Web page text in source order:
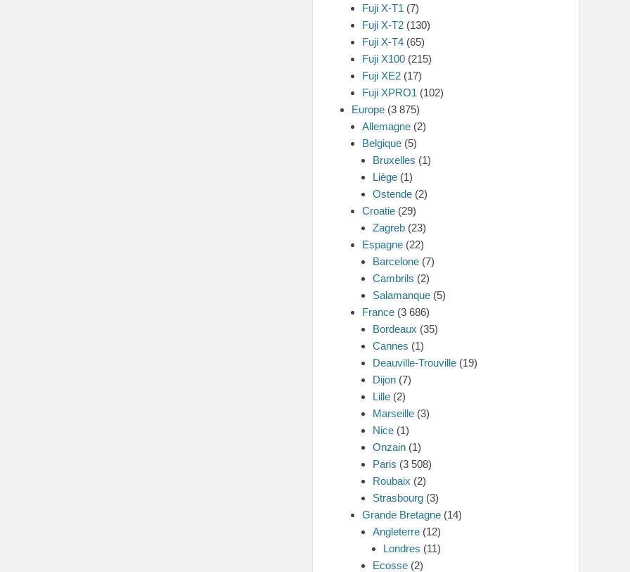
Fuji X-T1 (7)
Fuji X-T2 (130)
Fuji X-T4 (65)
Fuji X100 (215)
Fuji XE2 (17)
Fuji XPRO1 (102)
Europe (3 875)
Allemagne (2)
Belgique (5)
Bruxelles (1)
Liège (1)
Ostende (2)
Croatie (29)
Zagreb (23)
Espagne (22)
Barcelone (7)
Cambrils (2)
Salamanque (5)
France (3 686)
Bordeaux (35)
Cannes (1)
Deauville-Trouville (19)
Dijon (7)
Lille (2)
Marseille (3)
Nice (1)
Onzain (1)
Paris (3 508)
Roubaix (2)
Strasbourg (3)
Grande Bretagne (14)
Angleterre (12)
Londres (11)
Ecosse (2)